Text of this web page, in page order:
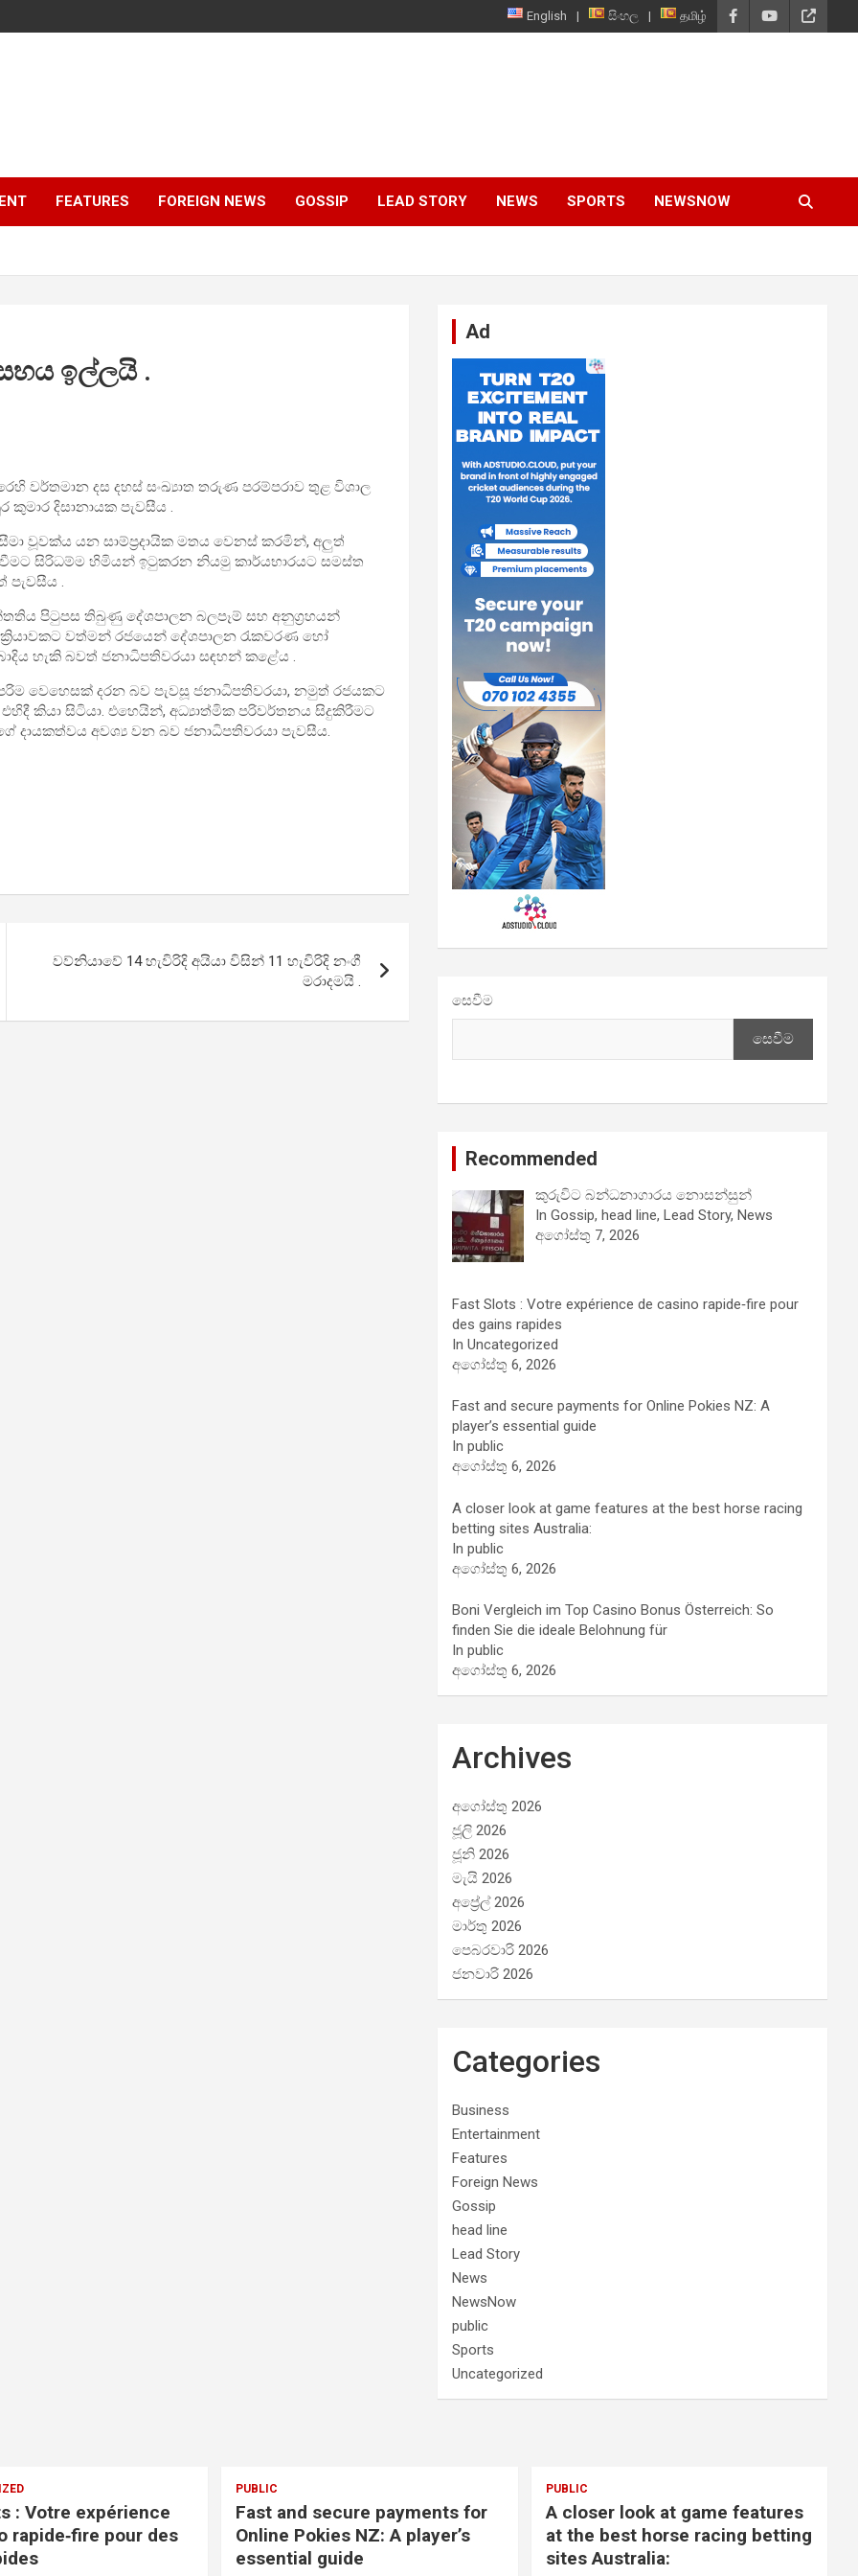
English සිංහල தமிழ்
FEATURES FOREIGN NEWS GOSSIP LEAD STORY NEWS SPORTS NEWSNOW
ඉල්ලයි .
වර්තමාන දස දහස් සංඛ්‍යාත තරුණ පරම්පරාව තුළ විශාල
දිසානායක පැවසීය .
වූවක්ය යන සාම්ප්‍රදායික මතය වෙනස් කරමින්, අලුත්
සිරිධම්ම හිමියන් ඉටුකරන නියමු කාර්යභාරයට සමස්ත
පැවසීය .
පිටුපස තිබුණු දේශපාලන බලපෑම් සහ අනුග්‍රහයන්
වත්මන් රජයෙන් දේශපාලන රැකවරණ හෝ
හැකි බවත් ජනාධිපතිවරයා සඳහන් කළේය .
වෙහෙසක් දරන බව පැවසූ ජනාධිපතිවරයා, නමුත් රජයකට
කියා සිටියා. එහෙයින්, අධ්‍යාත්මික පරිවර්තනය සිදුකිරීමට
අවශ්‍ය වන බව ජනාධිපතිවරයා පැවසීය.
වව්නියාවේ 14 හැවිරිදි අයියා විසින් 11 හැවිරිදි නංගී
මරාදමයි .
Ad
සෙවීම
සෙවීම
Recommended
කුරුවිට බන්ධනාගාරය නොසන්සුන්
In Gossip, head line, Lead Story, News
අගෝස්තු 7, 2026
Fast Slots : Votre expérience de casino rapide‑fire pour
des gains rapides
In Uncategorized
අගෝස්තු 6, 2026
Fast and secure payments for Online Pokies NZ: A
player’s essential guide
In public
අගෝස්තු 6, 2026
A closer look at game features at the best horse racing
betting sites Australia:
In public
අගෝස්තු 6, 2026
Boni Vergleich im Top Casino Bonus Österreich: So
finden Sie die ideale Belohnung für
In public
අගෝස්තු 6, 2026
Archives
අගෝස්තු 2026
ජූලි 2026
ජූනි 2026
මැයි 2026
අප්‍රේල් 2026
මාර්තු 2026
පෙබරවාරි 2026
ජනවාරි 2026
Categories
Business
Entertainment
Features
Foreign News
Gossip
head line
Lead Story
News
NewsNow
public
Sports
Uncategorized
: Votre expérience
rapide‑fire pour des
PUBLIC
Fast and secure payments for
Online Pokies NZ: A player’s
essential guide
PUBLIC
A closer look at game features
at the best horse racing betting
sites Australia: